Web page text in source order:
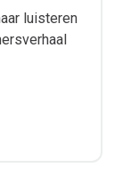
luisteren